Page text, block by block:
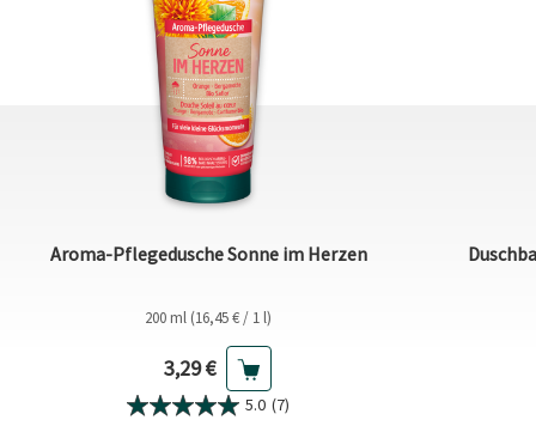
Aroma-Pflegedusche Sonne im Herzen
200 ml (16,45 € / 1 l)
Aktueller Preis
3,29 €
5.0 (7)